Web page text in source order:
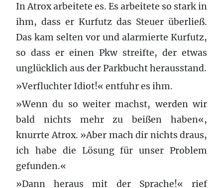
In Atrox arbeitete es. Es arbeitete so stark in
ihm, dass er Kurfutz das Steuer überließ.
Das kam selten vor und alarmierte Kurfutz,
so dass er einen Pkw streifte, der etwas
unglücklich aus der Parkbucht herausstand.
»Verfluchter Idiot!« entfuhr es ihm.
»Wenn du so weiter machst, werden wir
bald nichts mehr zu beißen haben«,
knurrte Atrox. »Aber mach dir nichts draus,
ich habe die Lösung für unser Problem
gefunden.«
»Dann heraus mit der Sprache!« rief